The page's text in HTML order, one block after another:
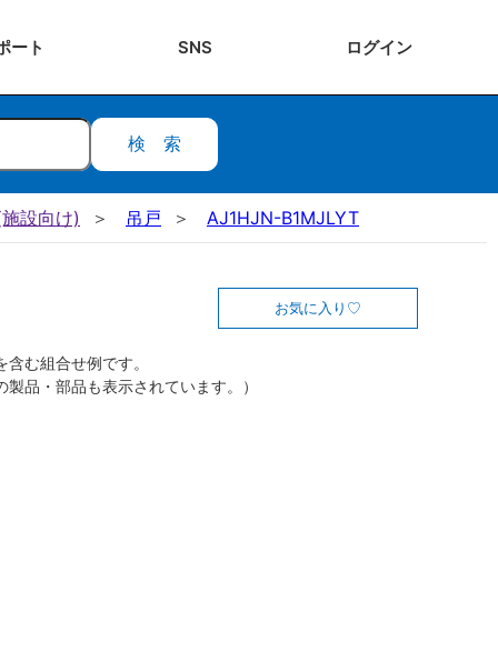
ート SNS ログイン
検索
設向け) 吊戸 AJ1HJN-B1MJLYT
お気に入り
む組合せ例です。
製品・部品も表示されています。）